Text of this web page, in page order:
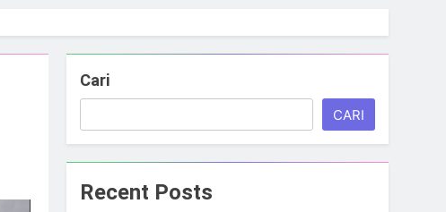
Cari
CARI
Recent Posts